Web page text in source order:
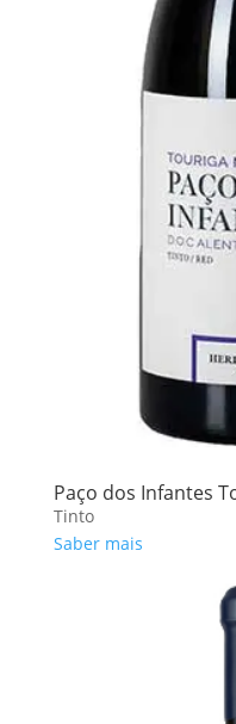
Paço dos Infantes
Tinto
Saber mais